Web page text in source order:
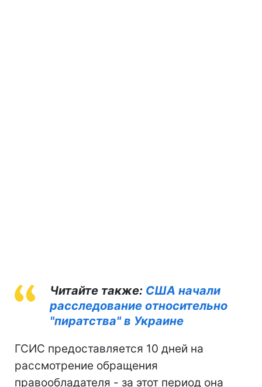
Читайте также: США начали
расследование относительно
"пиратства" в Украине
ГСИС предоставляется 10 дней на
рассмотрение обращения
правообладателя - за этот период она